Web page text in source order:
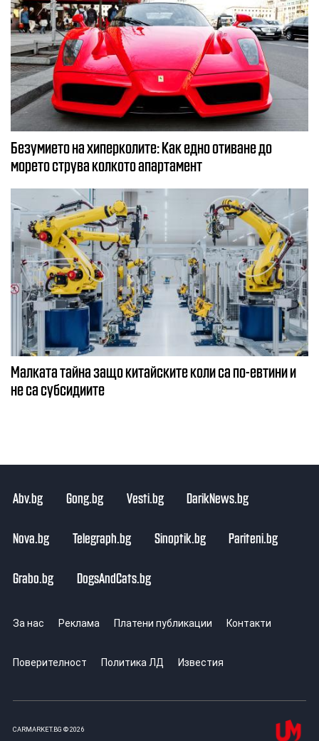
Безумието на хиперколите: Как едно отиване до
морето струва колкото апартамент
Малката тайна защо китайските коли са по-евтини и
не са субсидиите
Abv.bg Gong.bg Vesti.bg DarikNews.bg
Nova.bg Telegraph.bg Sinoptik.bg Pariteni.bg
Grabo.bg DogsAndCats.bg
За нас Реклама Платени публикации Контакти
Поверителност Политика ЛД Известия
CARMARKET.BG © 2026